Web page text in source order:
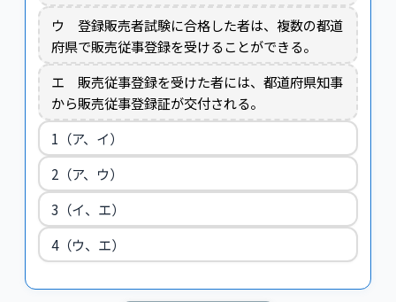
ウ 登録販売者試験に合格した者は、複数の都道
府県で販売従事登録を受けることができる。
エ 販売従事登録を受けた者には、都道府県知事
から販売従事登録証が交付される。
1（ア、イ）
2（ア、ウ）
3（イ、エ）
4（ウ、エ）